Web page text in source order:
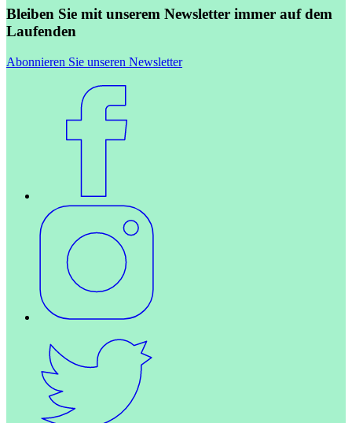
Bleiben Sie mit unserem Newsletter immer auf dem
Laufenden
Abonnieren Sie unseren Newsletter